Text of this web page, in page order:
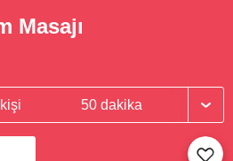
Masajı
50 dakika